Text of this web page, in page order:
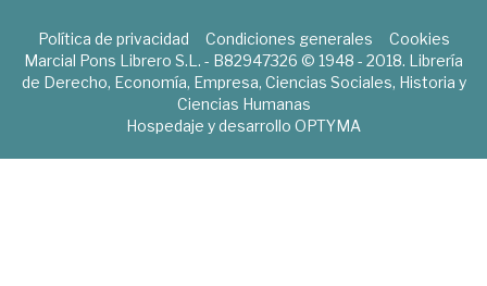
Política de privacidad Condiciones generales
Cookies
Marcial Pons Librero S.L. - B82947326 © 1948 - 2018. Librería
de Derecho, Economía, Empresa, Ciencias Sociales, Historia y
Ciencias Humanas
Hospedaje y desarrollo OPTYMA